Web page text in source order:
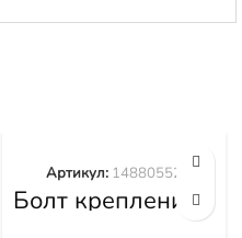
Болт крепления
башмака
Артикул: 14880552